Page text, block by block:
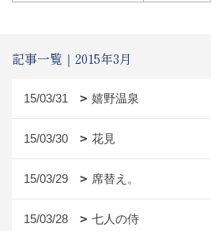
記事一覧｜2015年3月
15/03/31 嬉野温泉
15/03/30 花見
15/03/29 席替え。
15/03/28 七人の侍